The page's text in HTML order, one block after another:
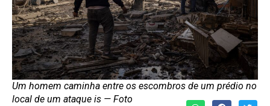
Um homem caminha entre os escombros de um prédio no
local de um ataque is — Foto